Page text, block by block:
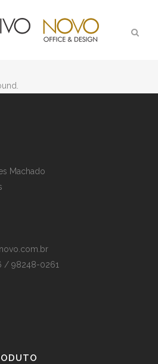
Machado
/ 98248-0261